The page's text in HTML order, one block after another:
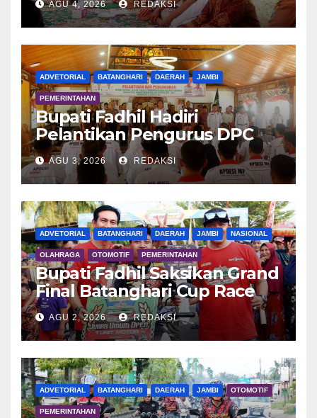
AGU 4, 2026 REDAKSI
ADVETORIAL BATANGHARI DAERAH JAMBI
PEMERINTAHAN
Bupati Fadhil Hadiri
Pelantikan Pengurus DPC
APDESI MP
AGU 3, 2026 REDAKSI
ADVETORIAL BATANGHARI DAERAH JAMBI NASIONAL
OLAHRAGA OTOMOTIF PEMERINTAHAN
Bupati Fadhil Saksikan Grand
Final Batanghari Cup Race
2026
AGU 2, 2026 REDAKSI
ADVETORIAL BATANGHARI DAERAH JAMBI OTOMOTIF
PEMERINTAHAN